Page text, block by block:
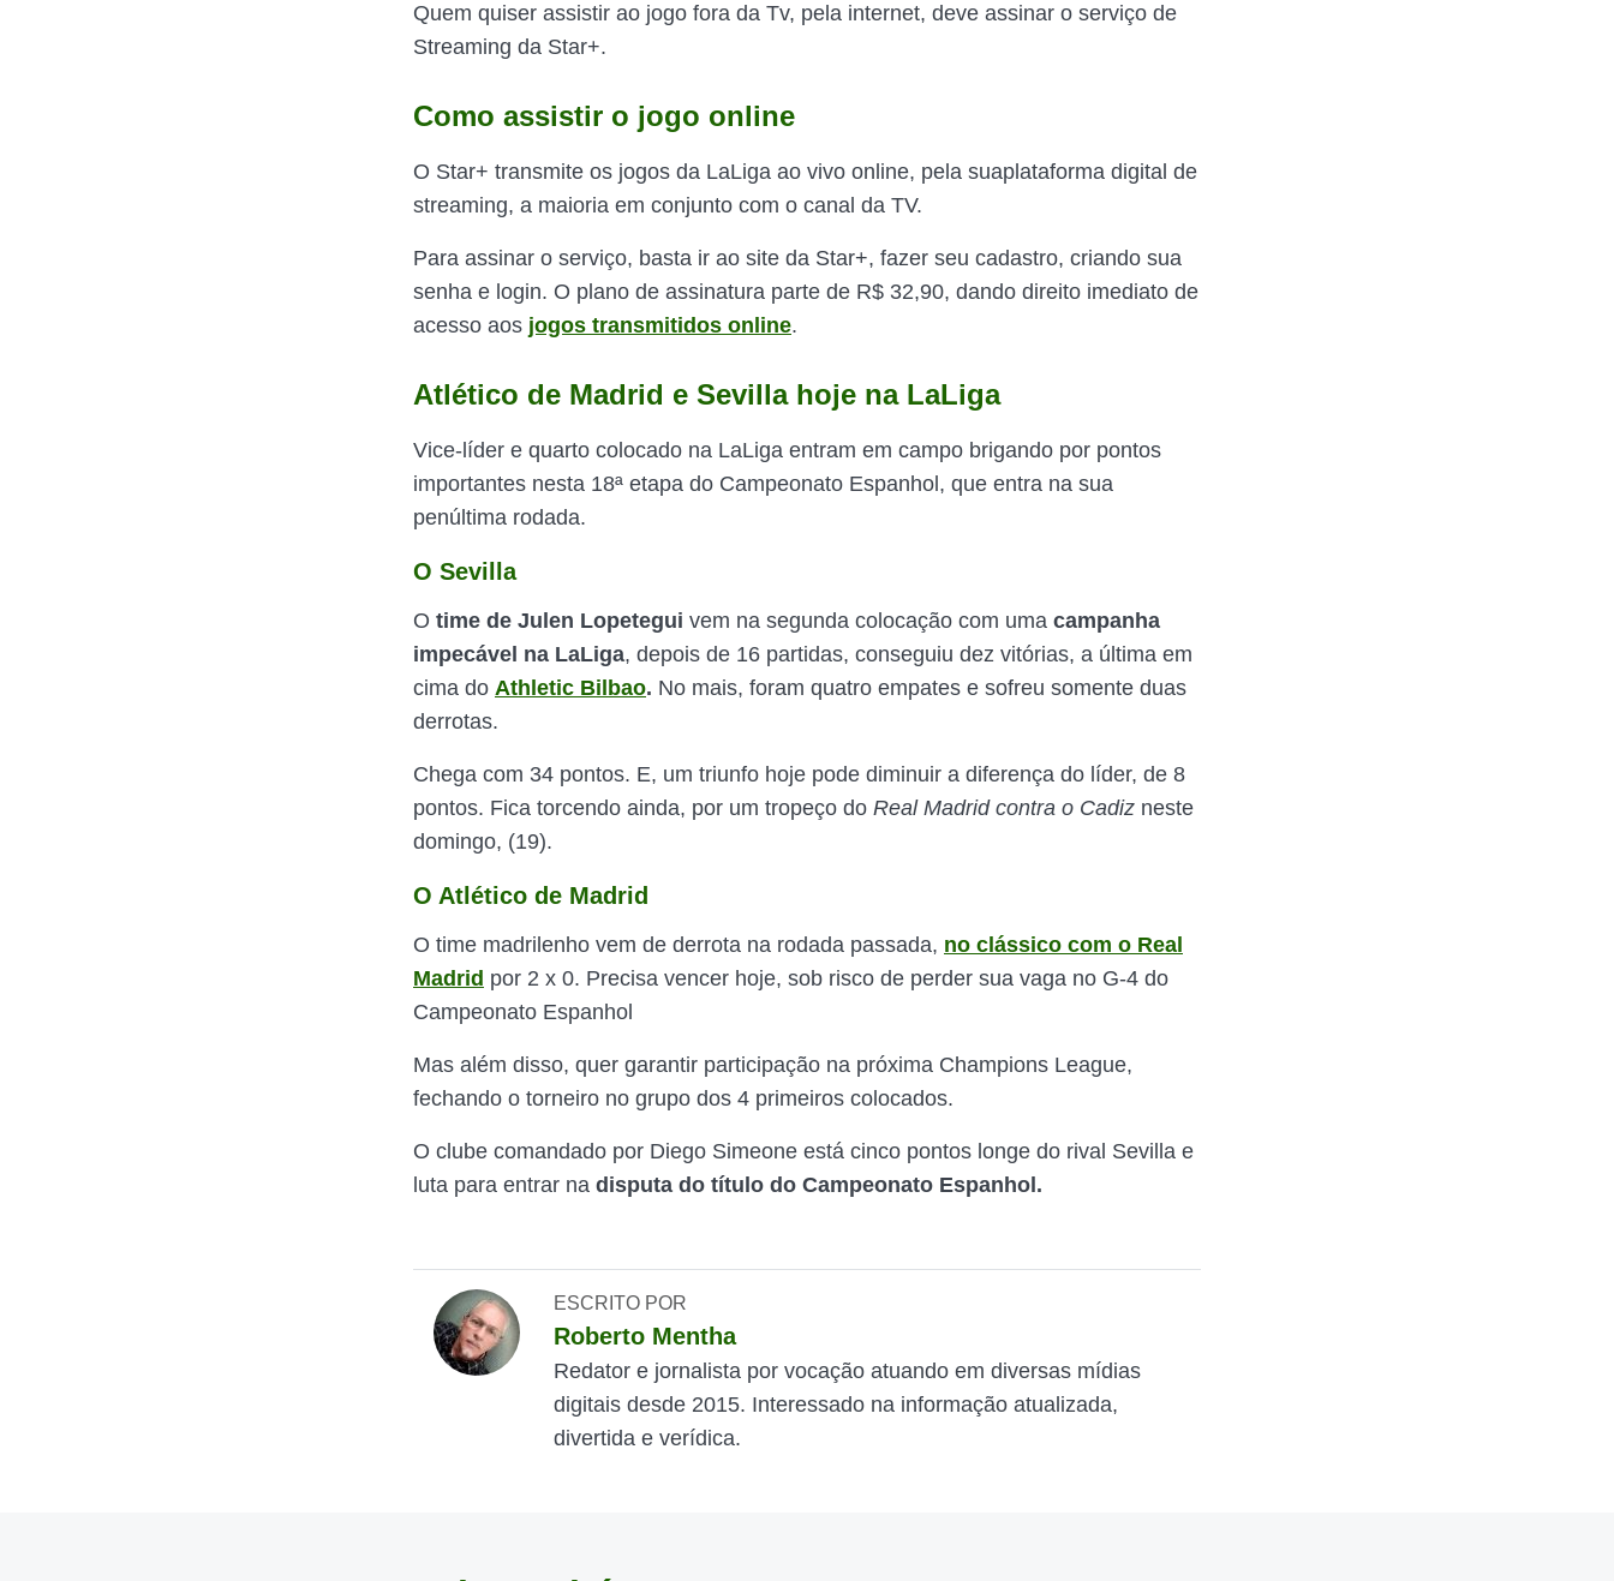
Quem quiser assistir ao jogo fora da Tv, pela internet, deve assinar o serviço de
Streaming da Star+.
Como assistir o jogo online
O Star+ transmite os jogos da LaLiga ao vivo online, pela suaplataforma digital de
streaming, a maioria em conjunto com o canal da TV.
Para assinar o serviço, basta ir ao site da Star+, fazer seu cadastro, criando sua
senha e login. O plano de assinatura parte de R$ 32,90, dando direito imediato de
acesso aos jogos transmitidos online.
Atlético de Madrid e Sevilla hoje na LaLiga
Vice-líder e quarto colocado na LaLiga entram em campo brigando por pontos
importantes nesta 18ª etapa do Campeonato Espanhol, que entra na sua
penúltima rodada.
O Sevilla
O time de Julen Lopetegui vem na segunda colocação com uma campanha
impecável na LaLiga, depois de 16 partidas, conseguiu dez vitórias, a última em
cima do Athletic Bilbao. No mais, foram quatro empates e sofreu somente duas
derrotas.
Chega com 34 pontos. E, um triunfo hoje pode diminuir a diferença do líder, de 8
pontos. Fica torcendo ainda, por um tropeço do Real Madrid contra o Cadiz neste
domingo, (19).
O Atlético de Madrid
O time madrilenho vem de derrota na rodada passada, no clássico com o Real
Madrid por 2 x 0. Precisa vencer hoje, sob risco de perder sua vaga no G-4 do
Campeonato Espanhol
Mas além disso, quer garantir participação na próxima Champions League,
fechando o torneiro no grupo dos 4 primeiros colocados.
O clube comandado por Diego Simeone está cinco pontos longe do rival Sevilla e
luta para entrar na disputa do título do Campeonato Espanhol.
ESCRITO POR
Roberto Mentha
Redator e jornalista por vocação atuando em diversas mídias
digitais desde 2015. Interessado na informação atualizada,
divertida e verídica.